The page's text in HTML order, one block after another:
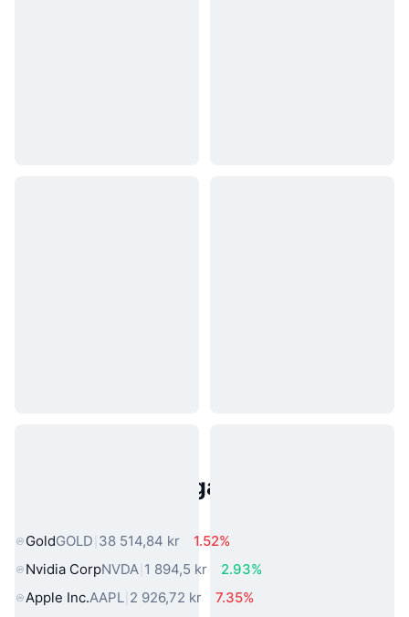
Populära tillgångar från den
GoldGOLD 38 514,84 kr
1.52%
Nvidia CorpNVDA 1 894,5 kr
2.93%
Apple Inc.AAPL 2 926,72 kr
7.35%